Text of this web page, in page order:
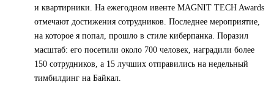
и квартирники. На ежегодном ивенте MAGNIT TECH Awards
отмечают достижения сотрудников. Последнее мероприятие,
на которое я попал, прошло в стиле киберпанка. Поразил
масштаб: его посетили около 700 человек, наградили более
150 сотрудников, а 15 лучших отправились на недельный
тимбилдинг на Байкал.